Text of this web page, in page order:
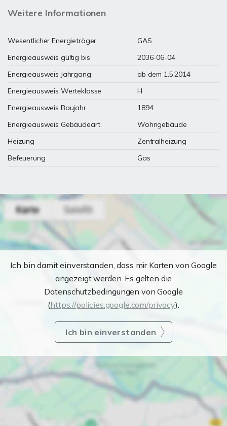
Weitere Informationen
Wesentlicher Energieträger
GAS
Energieausweis gültig bis
2036-06-04
Energieausweis Jahrgang
ab dem 1.5.2014
Energieausweis Werteklasse
H
Energieausweis Baujahr
1894
Energieausweis Gebäudeart
Wohngebäude
Heizung
Zentralheizung
Befeuerung
Gas
Ich bin damit einverstanden, dass mir Karten von Google
angezeigt werden. Es gelten die
Datenschutzbedingungen von Google
(https://policies.google.com/privacy).
Ich bin einverstanden